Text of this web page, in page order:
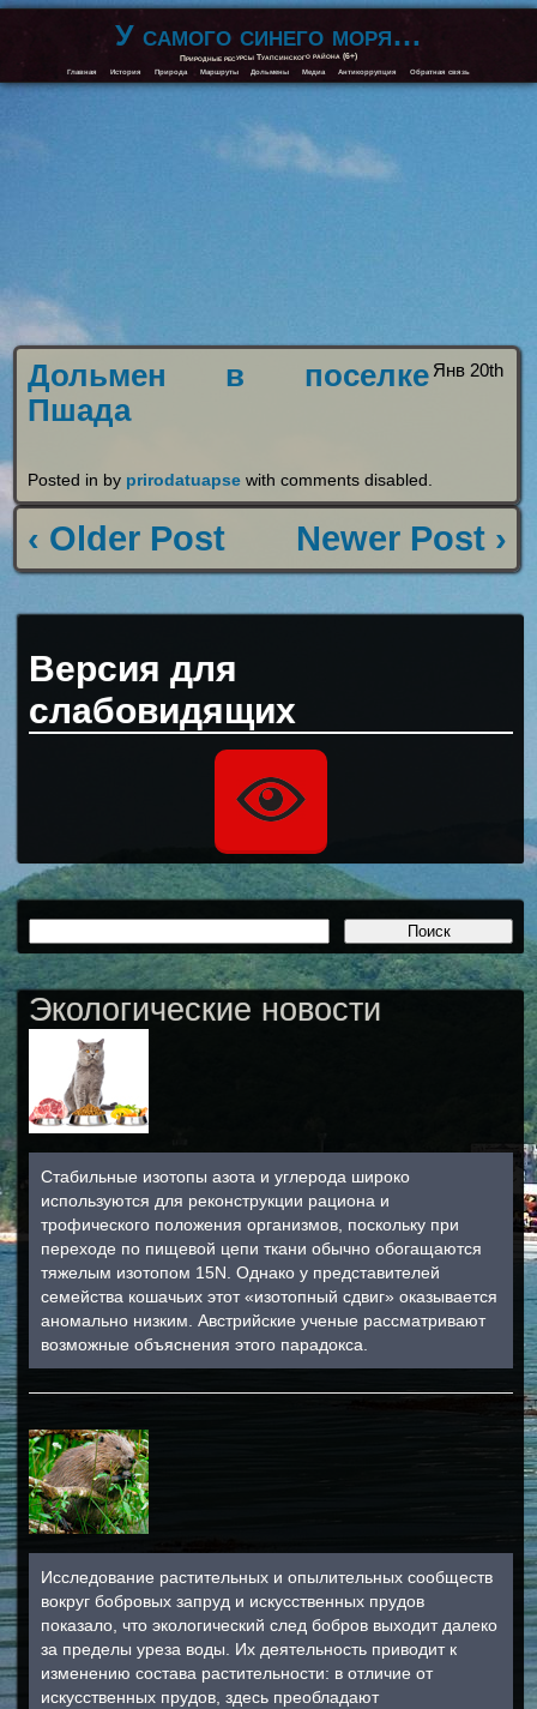
У самого синего моря…
Природные ресурсы Туапсинского района (6+)
Главная История Природа Маршруты Дольмены Медиа Антикоррупция Обратная связь
Янв 20th
Дольмен в поселке
Пшада
Posted in by prirodatuapsewith comments disabled
‹ Older Post Newer Post ›
Версия для
слабовидящих
Экологические новости
Стабильные изотопы азота и углерода широко
используются для реконструкции рациона и
трофического положения организмов, поскольку при
переходе по пищевой цепи ткани обычно обогащаются
тяжелым изотопом 15N. Однако у представителей
семейства кошачьих этот «изотопный сдвиг» оказывается
аномально низким. Австрийские ученые рассматривают
возможные объяснения этого парадокса.
Исследование растительных и опылительных сообществ
вокруг бобровых запруд и искусственных прудов
показало, что экологический след бобров выходит далеко
за пределы уреза воды. Их деятельность приводит к
изменению состава растительности: в отличие от
искусственных прудов, здесь преобладают